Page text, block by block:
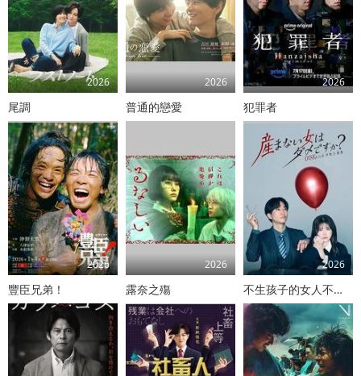
2026
尾調
2026
普通的戀愛
2026
犯罪者
2026
豐臣兄弟！
2026
露奈之殤
2026
不生孩子的女人不可以嗎？DINKs的十月懷胎